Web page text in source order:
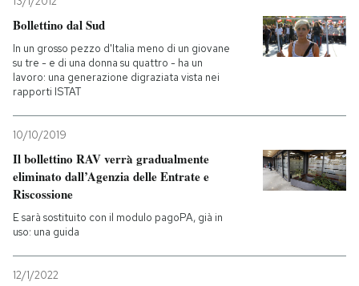
Bollettino dal Sud
In un grosso pezzo d'Italia meno di un giovane
su tre - e di una donna su quattro - ha un
lavoro: una generazione digraziata vista nei
rapporti ISTAT
10/10/2019
Il bollettino RAV verrà gradualmente
eliminato dall’Agenzia delle Entrate e
Riscossione
E sarà sostituito con il modulo pagoPA, già in
uso: una guida
12/1/2022